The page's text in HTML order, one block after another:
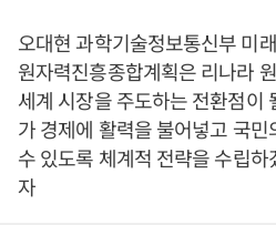
오대현 과학기술정보통신부 미
원자력진흥종합계획은 리나라
세계 시장을 주도하는 전환점이
가 경제에 활력을 불어넣고 국
수 있도록 체계적 전략을 수립
자